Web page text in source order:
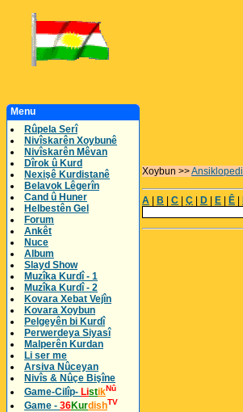
Menu
Rûpela Serî
Nivîskarên Xoybunê
Nivîskarên Mêvan
Dîrok û Kurd
Nexişê Kurdistanê
Belavok Lêgerîn
Cand û Huner
Helbestên Gel
Forum
Ankêt
Nuce
Album
Slayd Show
Muzîka Kurdî - 1
Muzîka Kurdî - 2
Kovara Xebat Vejîn
Kovara Xoybun
Pelgeyên bi Kurdî
Perwerdeya Siyasî
Malperên Kurdan
Li ser me
Arsiva Nûceyan
Nivîs & Nûçe Bişîne
Game-Cilîp- ListikNû
Game - 36KurdishTV
Xoybun >>Ansiklopedi
A B C Ç D E Ê